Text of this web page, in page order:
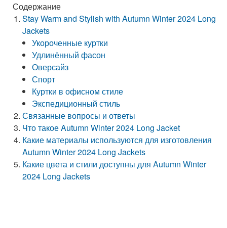
Содержание
Stay Warm and Stylish with Autumn Winter 2024 Long
Jackets
Укороченные куртки
Удлинённый фасон
Оверсайз
Спорт
Куртки в офисном стиле
Экспедиционный стиль
Связанные вопросы и ответы
Что такое Autumn Winter 2024 Long Jacket
Какие материалы используются для изготовления
Autumn Winter 2024 Long Jackets
Какие цвета и стили доступны для Autumn Winter
2024 Long Jackets